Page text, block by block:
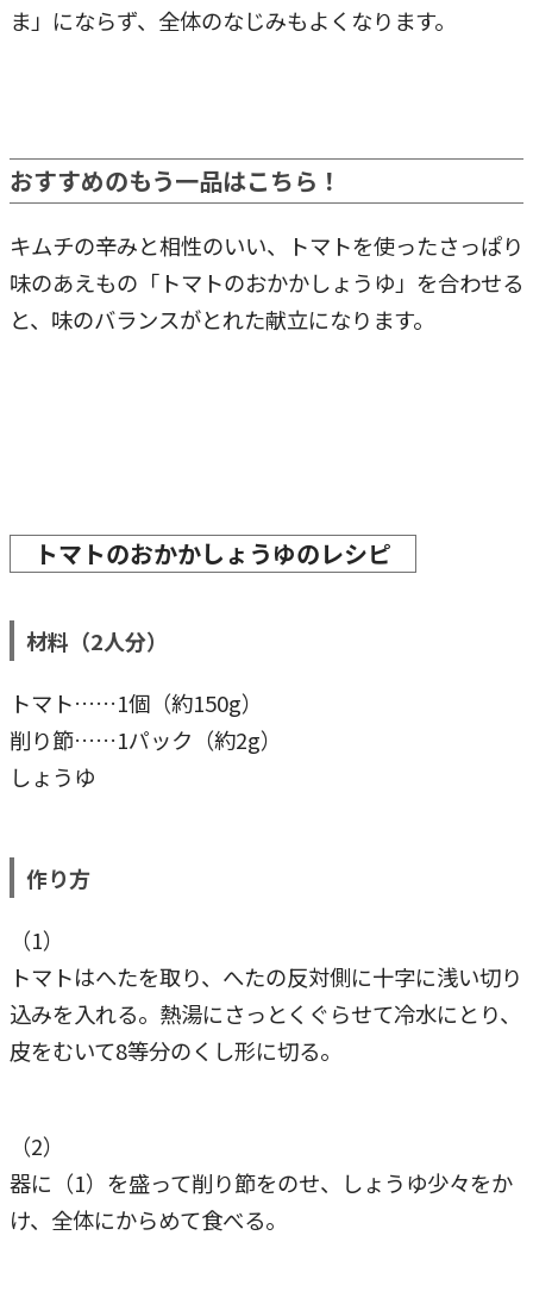
ま」にならず、全体のなじみもよくなります。
おすすめのもう一品はこちら！
キムチの辛みと相性のいい、トマトを使ったさっぱり
味のあえもの「トマトのおかかしょうゆ」を合わせる
と、味のバランスがとれた献立になります。
トマトのおかかしょうゆのレシピ
材料（2人分）
トマト……1個（約150g）
削り節……1パック（約2g）
しょうゆ
作り方
（1）
トマトはへたを取り、へたの反対側に十字に浅い切り
込みを入れる。熱湯にさっとくぐらせて冷水にとり、
皮をむいて8等分のくし形に切る。
（2）
器に（1）を盛って削り節をのせ、しょうゆ少々をか
け、全体にからめて食べる。